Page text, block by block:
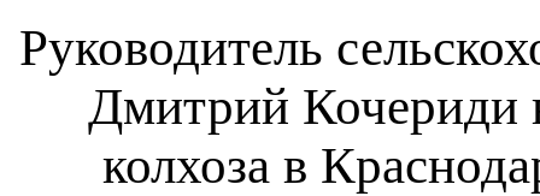
Руководитель
Дмитрий Кочериди
колхоза в